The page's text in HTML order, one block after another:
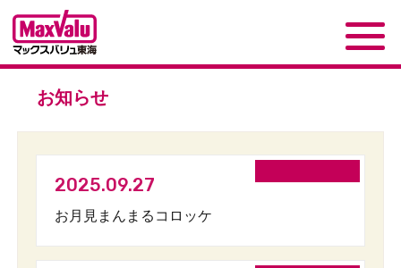
お知らせ
2025.09.27
お月見まんまるコロッケ